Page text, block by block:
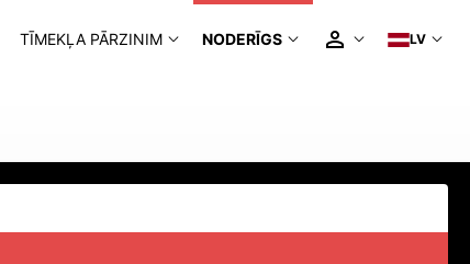
TĪMEKĻA PĀRZINIM NODERĪGS LV